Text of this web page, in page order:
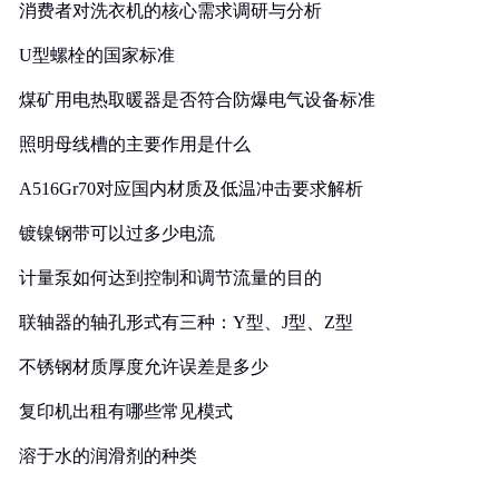
消费者对洗衣机的核心需求调研与分析
U型螺栓的国家标准
煤矿用电热取暖器是否符合防爆电气设备标准
照明母线槽的主要作用是什么
A516Gr70对应国内材质及低温冲击要求解析
镀镍钢带可以过多少电流
计量泵如何达到控制和调节流量的目的
联轴器的轴孔形式有三种：Y型、J型、Z型
不锈钢材质厚度允许误差是多少
复印机出租有哪些常见模式
溶于水的润滑剂的种类